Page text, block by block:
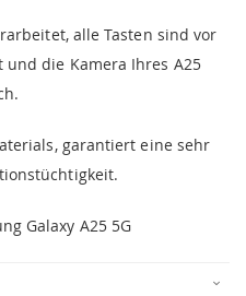
alle Tasten sind vor
die Kamera Ihres A25
garantiert eine sehr
Galaxy A25 5G